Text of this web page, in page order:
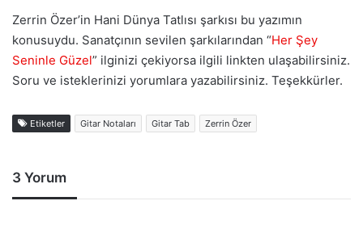
Zerrin Özer’in Hani Dünya Tatlısı şarkısı bu yazımın
konusuydu. Sanatçının sevilen şarkılarından “Her Şey
Seninle Güzel” ilginizi çekiyorsa ilgili linkten ulaşabilirsiniz.
Soru ve isteklerinizi yorumlara yazabilirsiniz. Teşekkürler.
Etiketler Gitar Notaları Gitar Tab Zerrin Özer
3 Yorum